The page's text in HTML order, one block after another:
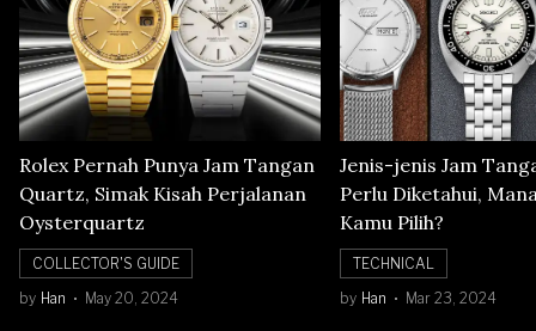
Rolex Pernah Punya Jam Tangan
Quartz, Simak Kisah Perjalanan
Oysterquartz
COLLECTOR'S GUIDE
by Han May 20, 2024
Jenis-jenis Jam
Perlu Diketahui,
Kamu Pilih?
TECHNICAL
by Han Mar 23, 2024